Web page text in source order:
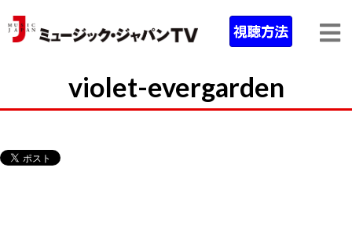
violet-evergarden